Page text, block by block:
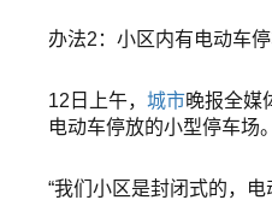
办法2：小区内有电动车
12日上午， 城市晚报全媒
电动车停放的小型停车场。
“我们小区是封闭式的，